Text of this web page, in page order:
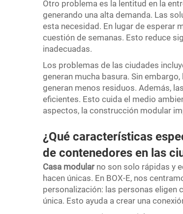
Otro problema es la lentitud en la
generando una alta demanda. Las
esta necesidad. En lugar de esperar
cuestión de semanas. Esto reduce
inadecuadas.
Los problemas de las ciudades
generan mucha basura. Sin
generan menos residuos. Además,
eficientes. Esto cuida el medio
aspectos, la construcción modular
¿Qué características
de contenedores en las
Casa modular no son solo rápidas y
hacen únicas. En BOX-E, nos
personalización: las personas eligen
única. Esto ayuda a crear una